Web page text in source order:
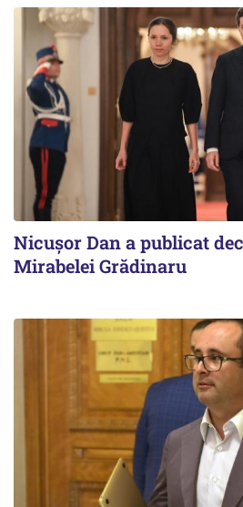
Nicuşor Dan a publicat
Mirabelei Grădinaru